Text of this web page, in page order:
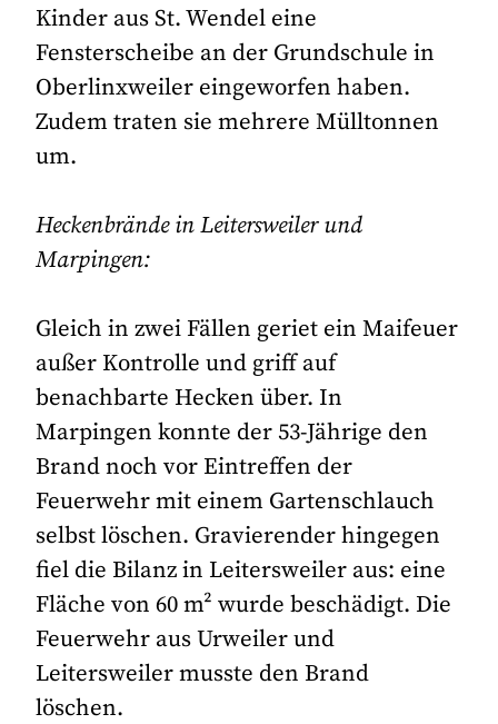
Kinder aus St. Wendel eine
Fensterscheibe an der Grundschule in
Oberlinxweiler eingeworfen haben.
Zudem traten sie mehrere Mülltonnen
um.
Heckenbrände in Leitersweiler und
Marpingen:
Gleich in zwei Fällen geriet ein Maifeuer
außer Kontrolle und griff auf
benachbarte Hecken über. In
Marpingen konnte der 53-Jährige den
Brand noch vor Eintreffen der
Feuerwehr mit einem Gartenschlauch
selbst löschen. Gravierender hingegen
fiel die Bilanz in Leitersweiler aus: eine
Fläche von 60 m² wurde beschädigt. Die
Feuerwehr aus Urweiler und
Leitersweiler musste den Brand
löschen.